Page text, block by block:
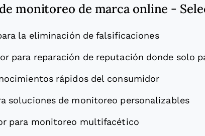
monitoreo de marca online -
la eliminación de falsificaciones
para reparación de reputación donde solo
rápidos del consumidor
soluciones de monitoreo personalizables
para monitoreo multifacético